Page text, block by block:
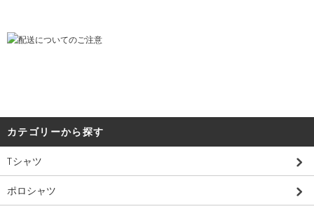
カテゴリーから探す
Tシャツ
ポロシャツ